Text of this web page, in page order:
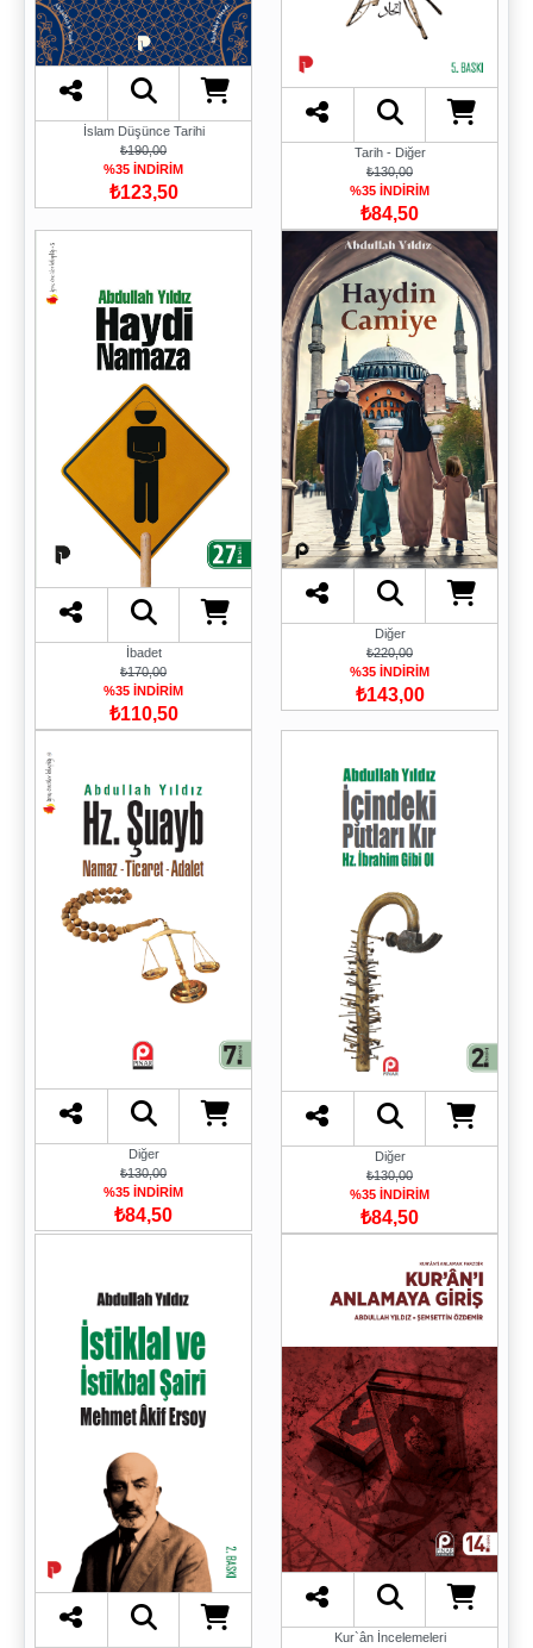
İslam Düşünce Tarihi
₺190,00
%35 İNDİRİM
₺123,50
Tarih - Diğer
₺130,00
%35 İNDİRİM
₺84,50
İbadet
₺170,00
%35 İNDİRİM
₺110,50
Diğer
₺220,00
%35 İNDİRİM
₺143,00
Diğer
₺130,00
%35 İNDİRİM
₺84,50
Diğer
₺130,00
%35 İNDİRİM
₺84,50
Kur`ân İncelemeleri